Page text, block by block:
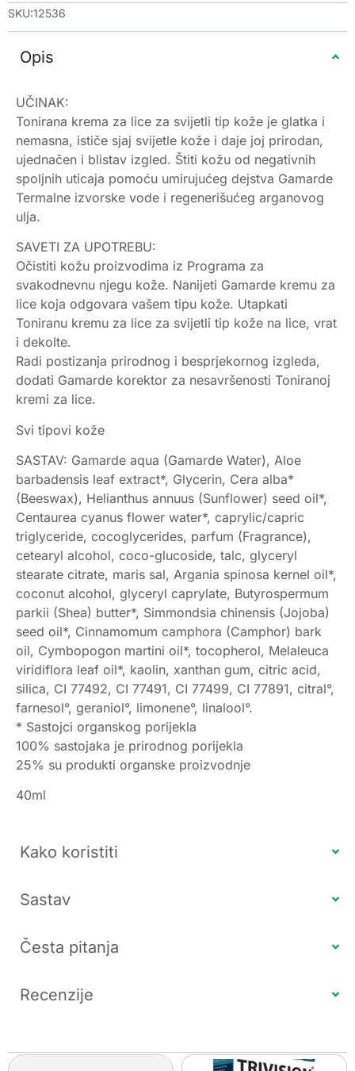
SKU:12536
Opis
UČINAK:
Tonirana krema za lice za svijetli tip kože je glatka i
nemasna, ističe sjaj svijetle kože i daje joj prirodan,
ujednačen i blistav izgled. Štiti kožu od negativnih
spoljnih uticaja pomoću umirujućeg dejstva Gamarde
Termalne izvorske vode i regenerišućeg arganovog
ulja.
SAVETI ZA UPOTREBU:
Očistiti kožu proizvodima iz Programa za
svakodnevnu njegu kože. Nanijeti Gamarde kremu za
lice koja odgovara vašem tipu kože. Utapkati
Toniranu kremu za lice za svijetli tip kože na lice, vrat
i dekolte.
Radi postizanja prirodnog i besprjekornog izgleda,
dodati Gamarde korektor za nesavršenosti Toniranoj
kremi za lice.
Svi tipovi kože
SASTAV: Gamarde aqua (Gamarde Water), Aloe
barbadensis leaf extract*, Glycerin, Cera alba*
(Beeswax), Helianthus annuus (Sunflower) seed oil*,
Centaurea cyanus flower water*, caprylic/capric
triglyceride, cocoglycerides, parfum (Fragrance),
cetearyl alcohol, coco-glucoside, talc, glyceryl
stearate citrate, maris sal, Argania spinosa kernel oil*,
coconut alcohol, glyceryl caprylate, Butyrospermum
parkii (Shea) butter*, Simmondsia chinensis (Jojoba)
seed oil*, Cinnamomum camphora (Camphor) bark
oil, Cymbopogon martini oil*, tocopherol, Melaleuca
viridiflora leaf oil*, kaolin, xanthan gum, citric acid,
silica, CI 77492, CI 77491, CI 77499, CI 77891, citral°,
farnesol°, geraniol°, limonene°, linalool°.
* Sastojci organskog porijekla
100% sastojaka je prirodnog porijekla
25% su produkti organske proizvodnje
40ml
Kako koristiti
Sastav
Česta pitanja
Recenzije